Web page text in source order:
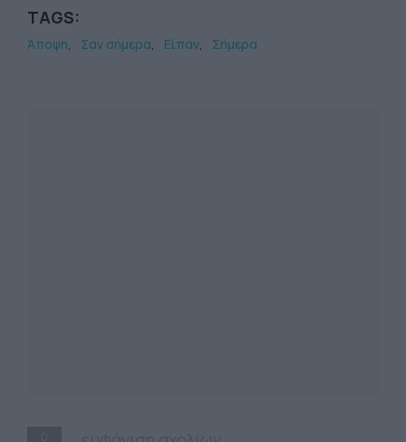
TAGS:
Άποψη Σαν σήμερα Είπαν Σήμερα